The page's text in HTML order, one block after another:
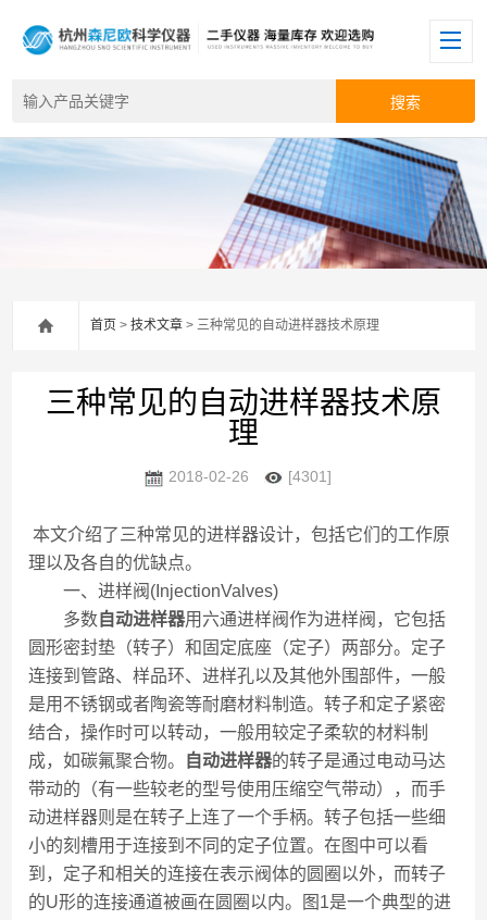
首页 >技术文章 > 三种常见的自动进样器技术原理
三种常见的自动进样器技术原
理
2018-02-26 [4301]
本文介绍了三种常见的进样器设计，包括它们的工作原
理以及各自的优缺点。
一、进样阀(InjectionValves)
多数自动进样器用六通进样阀作为进样阀，它包括
圆形密封垫（转子）和固定底座（定子）两部分。定子
连接到管路、样品环、进样孔以及其他外围部件，一般
是用不锈钢或者陶瓷等耐磨材料制造。转子和定子紧密
结合，操作时可以转动，一般用较定子柔软的材料制
成，如碳氟聚合物。
自动进样器的转子是通过电动马达
带动的（有一些较老的型号使用压缩空气带动），而手
动进样器则是在转子上连了一个手柄。转子包括一些细
小的刻槽用于连接到不同的定子位置。在图中可以看
到，定子和相关的连接在表示阀体的圆圈以外，而转子
的U形的连接通道被画在圆圈以内。图1是一个典型的进